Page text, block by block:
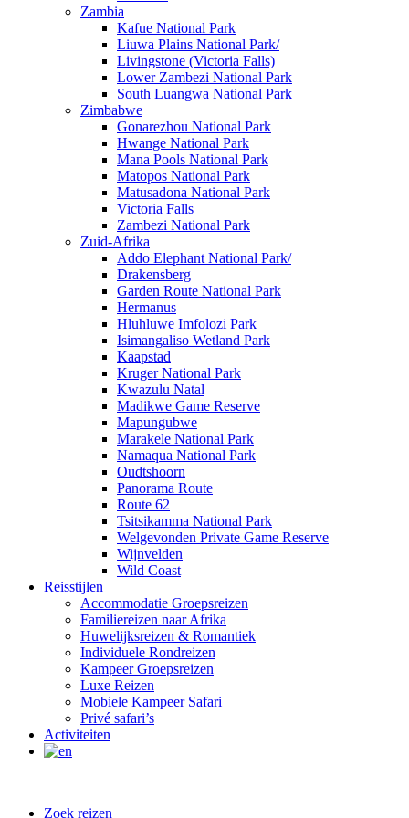
Zambia
Kafue National Park
Liuwa Plains National Park/
Livingstone (Victoria Falls)
Lower Zambezi National Park
South Luangwa National Park
Zimbabwe
Gonarezhou National Park
Hwange National Park
Mana Pools National Park
Matopos National Park
Matusadona National Park
Victoria Falls
Zambezi National Park
Zuid-Afrika
Addo Elephant National Park/
Drakensberg
Garden Route National Park
Hermanus
Hluhluwe Imfolozi Park
Isimangaliso Wetland Park
Kaapstad
Kruger National Park
Kwazulu Natal
Madikwe Game Reserve
Mapungubwe
Marakele National Park
Namaqua National Park
Oudtshoorn
Panorama Route
Route 62
Tsitsikamma National Park
Welgevonden Private Game Reserve
Wijnvelden
Wild Coast
Reisstijlen
Accommodatie Groepsreizen
Familiereizen naar Afrika
Huwelijksreizen & Romantiek
Individuele Rondreizen
Kampeer Groepsreizen
Luxe Reizen
Mobiele Kampeer Safari
Privé safari’s
Activiteiten
Zoek reizen